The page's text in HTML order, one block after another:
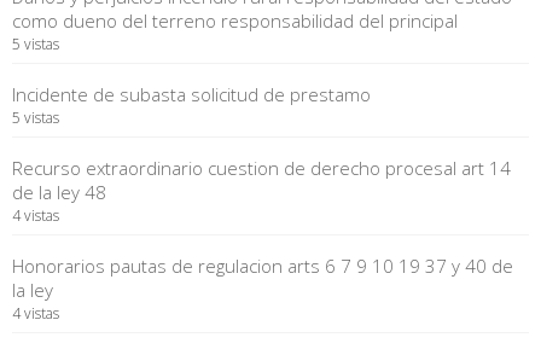
como dueno del terreno responsabilidad del principal
5 vistas
Incidente de subasta solicitud de prestamo
5 vistas
Recurso extraordinario cuestion de derecho procesal art 14
de la ley 48
4 vistas
Honorarios pautas de regulacion arts 6 7 9 10 19 37 y 40 de
la ley
4 vistas